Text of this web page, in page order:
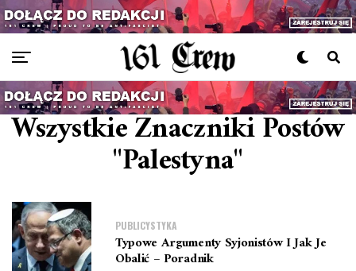
Wszystkie Znaczniki Postów
"Palestyna"
PUBLICYSTYKA
Typowe Argumenty Syjonistów I Jak Je
Obalić – Poradnik